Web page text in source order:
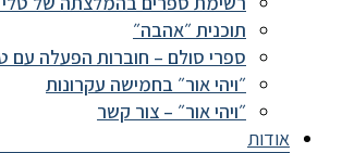
תוכנית ״אהבה״
ספרי סולם – חוברות הפעלה
״ויהי אור״ בחמישה עקרונות
״ויהי אור״ – צור קשר
אודות